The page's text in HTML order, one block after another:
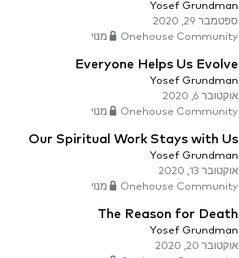
Yosef Grundman
ספטמבר 29, 2020
Onehouse Community מנוי
Everyone Helps Us Evolve
Yosef Grundman
אוקטובר 6, 2020
Onehouse Community מנוי
Our Spiritual Work Stays with Us
Yosef Grundman
אוקטובר 13, 2020
Onehouse Community מנוי
The Reason for Death
Yosef Grundman
אוקטובר 20, 2020